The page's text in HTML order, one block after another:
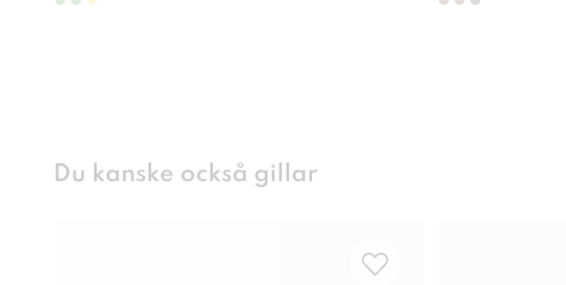
Du kanske också gillar